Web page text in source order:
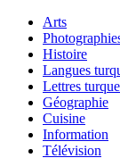
Arts
Histoire
Langues
Lettres
Géographie
Cuisine
Information
Télévision